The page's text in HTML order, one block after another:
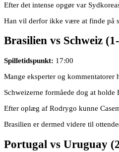
Efter det intense opgør var
Han vil derfor ikke være at finde på
Brasilien vs Schweiz
Spilletidspunkt: 17:00
Mange eksperter og
Schweizerne formåede dog at
Efter oplæg af Rodrygo kunne
Brasilien er dermed videre til
Portugal vs Uruguay